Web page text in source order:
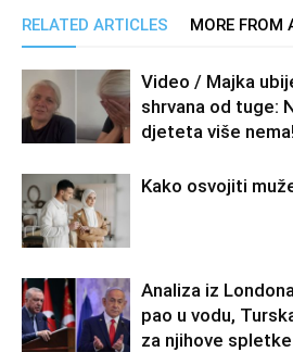
RELATED ARTICLES MORE FROM
Video / Majka
shrvana od tuge:
djeteta više nema!
Kako osvojiti
Analiza iz
pao u vodu,
za njihove spletke